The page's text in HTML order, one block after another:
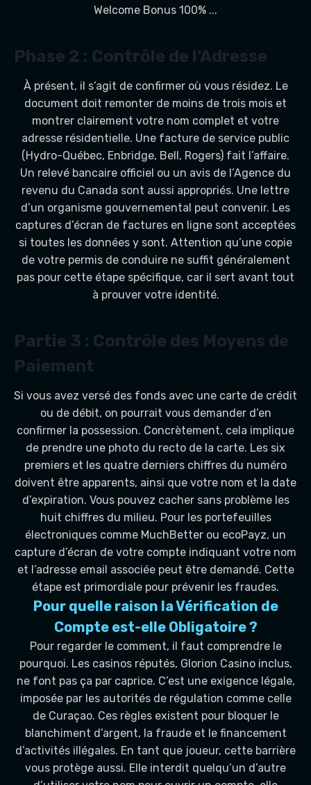
Phase 2 : Contrôle de l’Adresse
À présent, il s’agit de confirmer où vous résidez. Le
document doit remonter de moins de trois mois et
montrer clairement votre nom complet et votre
adresse résidentielle. Une facture de service public
(Hydro-Québec, Enbridge, Bell, Rogers) fait l’affaire.
Un relevé bancaire officiel ou un avis de l’Agence du
revenu du Canada sont aussi appropriés. Une lettre
d’un organisme gouvernemental peut convenir. Les
captures d’écran de factures en ligne sont acceptées
si toutes les données y sont. Attention qu’une copie
de votre permis de conduire ne suffit généralement
pas pour cette étape spécifique, car il sert avant tout
à prouver votre identité.
Partie 3 : Contrôle des Moyens de
Paiement
Si vous avez versé des fonds avec une carte de crédit
ou de débit, on pourrait vous demander d’en
confirmer la possession. Concrètement, cela implique
de prendre une photo du recto de la carte. Les six
premiers et les quatre derniers chiffres du numéro
doivent être apparents, ainsi que votre nom et la date
d’expiration. Vous pouvez cacher sans problème les
huit chiffres du milieu. Pour les portefeuilles
électroniques comme MuchBetter ou ecoPayz, un
capture d’écran de votre compte indiquant votre nom
et l’adresse email associée peut être demandé. Cette
étape est primordiale pour prévenir les fraudes.
Pour quelle raison la Vérification de
Compte est-elle Obligatoire ?
Pour regarder le comment, il faut comprendre le
pourquoi. Les casinos réputés, Glorion Casino inclus,
ne font pas ça par caprice. C’est une exigence légale,
imposée par les autorités de régulation comme celle
de Curaçao. Ces règles existent pour bloquer le
blanchiment d’argent, la fraude et le financement
d’activités illégales. En tant que joueur, cette barrière
vous protège aussi. Elle interdit quelqu’un d’autre